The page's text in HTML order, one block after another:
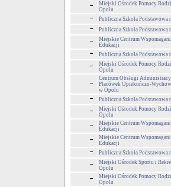
Miejski Ośrodek Pomocy
Opolu
Publiczna Szkoła Podstawowa
Publiczna Szkoła Podstawowa
Miejskie Centrum
Edukacji
Publiczna Szkoła Podstawowa
Miejski Ośrodek Pomocy
Opolu
Centrum Obsługi
Placówek Opiekuńczo-
w Opolu
Publiczna Szkoła Podstawowa
Miejski Ośrodek Pomocy
Opolu
Miejskie Centrum
Edukacji
Miejskie Centrum
Edukacji
Publiczna Szkoła Podstawowa
Miejski Ośrodek Sportu i
Opolu
Miejski Ośrodek Pomocy
Opolu